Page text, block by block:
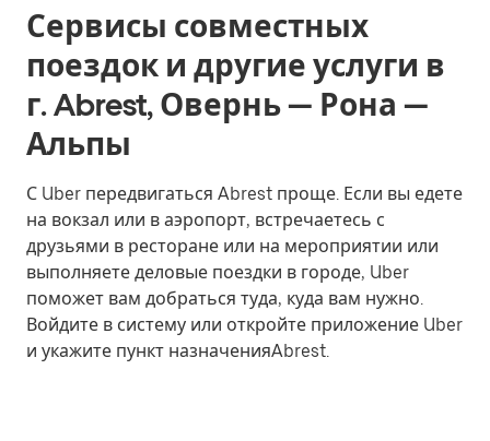
Сервисы совместных
поездок и другие услуги в
г. Abrest, Овернь — Рона —
Альпы
С Uber передвигаться Abrest проще. Если вы едете
на вокзал или в аэропорт, встречаетесь с
друзьями в ресторане или на мероприятии или
выполняете деловые поездки в городе, Uber
поможет вам добраться туда, куда вам нужно.
Войдите в систему или откройте приложение Uber
и укажите пункт назначенияAbrest.